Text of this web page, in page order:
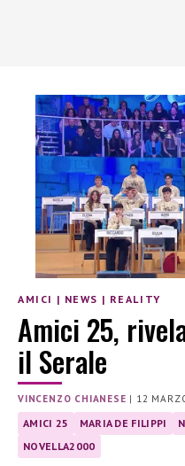
AMICI | NEWS | REALITY
Amici 25,
il Serale
VINCENZO CHIANESE | 12
AMICI 25 MARIA DE FILIPPI
NOVELLA2000